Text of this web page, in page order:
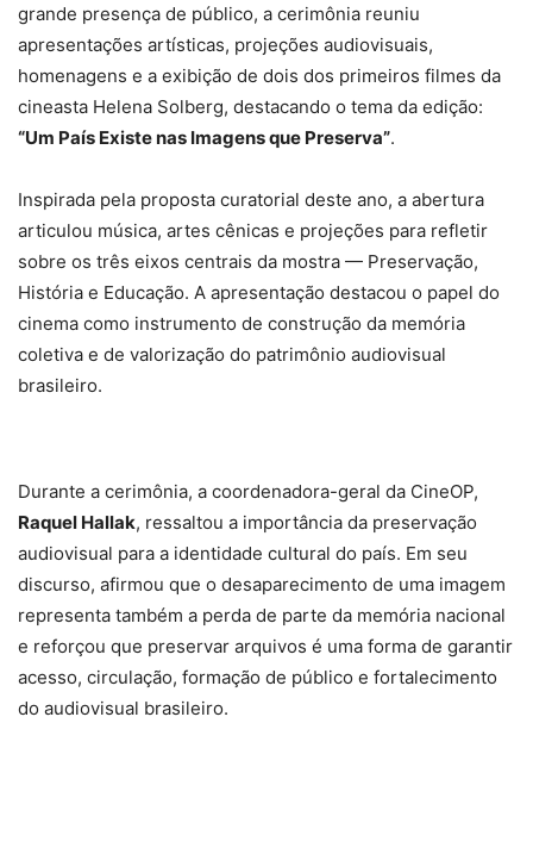
grande presença de público, a cerimônia reuniu
apresentações artísticas, projeções audiovisuais,
homenagens e a exibição de dois dos primeiros filmes da
cineasta Helena Solberg, destacando o tema da edição:
“Um País Existe nas Imagens que Preserva”.
Inspirada pela proposta curatorial deste ano, a abertura
articulou música, artes cênicas e projeções para refletir
sobre os três eixos centrais da mostra — Preservação,
História e Educação. A apresentação destacou o papel do
cinema como instrumento de construção da memória
coletiva e de valorização do patrimônio audiovisual
brasileiro.
Durante a cerimônia, a coordenadora-geral da CineOP,
Raquel Hallak, ressaltou a importância da preservação
audiovisual para a identidade cultural do país. Em seu
discurso, afirmou que o desaparecimento de uma imagem
representa também a perda de parte da memória nacional
e reforçou que preservar arquivos é uma forma de garantir
acesso, circulação, formação de público e fortalecimento
do audiovisual brasileiro.